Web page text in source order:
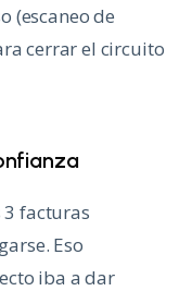
(escaneo de
cerrar el circuito
facturas
Eso
iba a dar